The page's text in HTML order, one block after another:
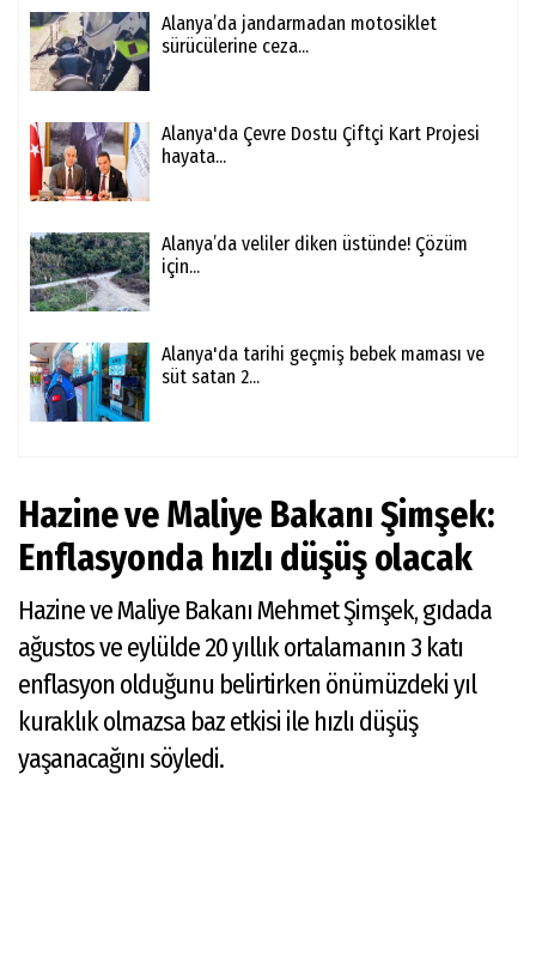
Alanya’da jandarmadan motosiklet
sürücülerine ceza...
Alanya'da Çevre Dostu Çiftçi Kart Projesi
hayata...
Alanya’da veliler diken üstünde! Çözüm
için...
Alanya'da tarihi geçmiş bebek maması ve
süt satan 2...
Hazine ve Maliye Bakanı Şimşek:
Enflasyonda hızlı düşüş olacak
Hazine ve Maliye Bakanı Mehmet Şimşek, gıdada
ağustos ve eylülde 20 yıllık ortalamanın 3 katı
enflasyon olduğunu belirtirken önümüzdeki yıl
kuraklık olmazsa baz etkisi ile hızlı düşüş
yaşanacağını söyledi.